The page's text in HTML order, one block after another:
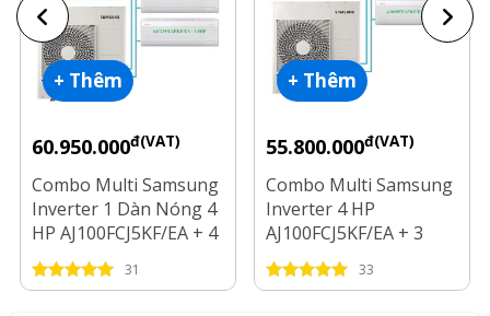
+ Thêm
60.950.000đ(VAT)
Combo Multi Samsung
Inverter 1 Dàn Nóng 4
HP AJ100FCJ5KF/EA + 4
Dàn Lạnh 1 HP - 2 HP
31
+ Thêm
55.800.000đ(VAT)
Combo Multi Samsung
Inverter 4 HP
AJ100FCJ5KF/EA + 3
Dàn Lạnh 1 HP - 1.5 HP
- 2.5 HP
33